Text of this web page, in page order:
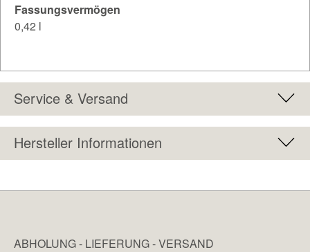
Fassungsvermögen
0,42 l
Service & Versand
Hersteller Informationen
ABHOLUNG - LIEFERUNG - VERSAND